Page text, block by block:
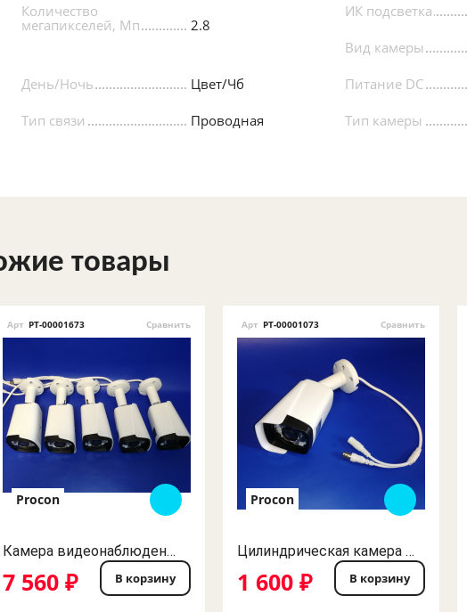
Количество
мегапикселей, Мп
2.8
ИК подсветка
Вид камеры
День/Ночь Цвет/Чб Питание DC
Тип связи Проводная Тип камеры
товары
Арт РТ-00001673 Сравнить
Procon
Камера видеонаблюдения 2MP AHD Procon 2.8 IR IP66 (Комплект из 5шт.)
7 560 ₽ В корзину
Арт РТ-00001073 Сравнить
Procon
Цилиндрическая камера видеонаблюдения уличная Procon xm320+2235 AHD 2MP 2.8
1 600 ₽ В корзину